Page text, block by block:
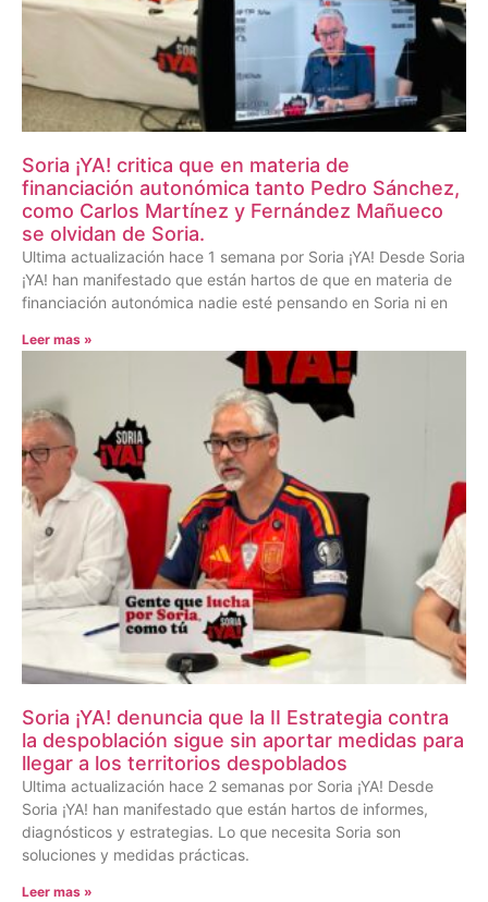
Soria ¡YA! critica que en materia de
financiación autonómica tanto Pedro Sánchez,
como Carlos Martínez y Fernández Mañueco
se olvidan de Soria.
Ultima actualización hace 1 semana por Soria ¡YA! Desde Soria
¡YA! han manifestado que están hartos de que en materia de
financiación autonómica nadie esté pensando en Soria ni en
Leer mas »
Soria ¡YA! denuncia que la II Estrategia contra
la despoblación sigue sin aportar medidas para
llegar a los territorios despoblados
Ultima actualización hace 2 semanas por Soria ¡YA! Desde
Soria ¡YA! han manifestado que están hartos de informes,
diagnósticos y estrategias. Lo que necesita Soria son
soluciones y medidas prácticas.
Leer mas »